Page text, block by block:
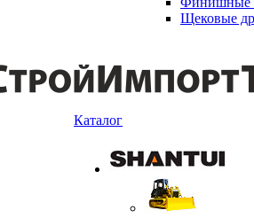
Щековые
Каталог